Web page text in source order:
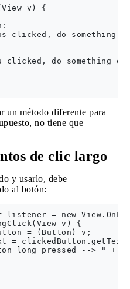
v) {
clicked, do something.
clicked, do something
un método diferente para
no tiene que
de clic largo
y usarlo, debe
al botón:
listener = new
v) {
= (Button) v;
=
long pressed --> " +